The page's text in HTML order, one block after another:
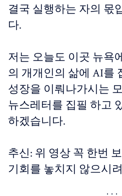
결국 실행하는 자의 몫
다.
저는 오늘도 이곳 뉴욕
의 개개인의 삶에 AI를
성장을 이뤄나가시는
뉴스레터를 집필 하고
하겠습니다.
추신: 위 영상 꼭 한번
기회를 놓치지 않으시